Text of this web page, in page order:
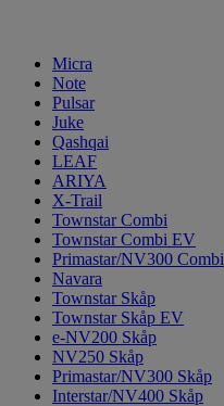
Micra
Note
Pulsar
Juke
Qashqai
LEAF
ARIYA
X-Trail
Townstar Combi
Townstar Combi EV
Primastar/NV300 Combi
Navara
Townstar Skåp
Townstar Skåp EV
e-NV200 Skåp
NV250 Skåp
Primastar/NV300 Skåp
Interstar/NV400 Skåp